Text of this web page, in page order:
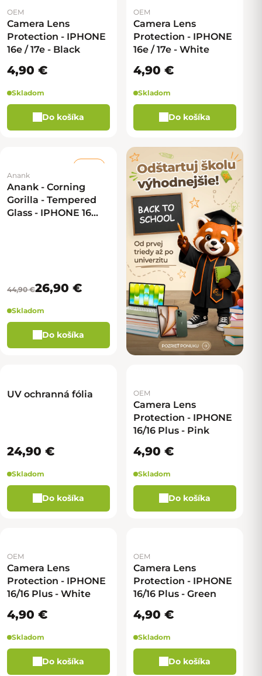
OEM
Camera Lens
Protection - IPHONE
16e / 17e - Black
4,90 €
Skladom
Do košíka
OEM
Camera Lens
Protection - IPHONE
16e / 17e - White
4,90 €
Skladom
Do košíka
Anank
Anank - Corning
Gorilla - Tempered
Glass - IPHONE 16
44,90 €26,90 €
Skladom
Do košíka
UV ochranná fólia
24,90 €
Skladom
Do košíka
OEM
Camera Lens
Protection - IPHONE
16/16 Plus - Pink
4,90 €
Skladom
Do košíka
OEM
Camera Lens
Protection - IPHONE
16/16 Plus - White
4,90 €
Skladom
Do košíka
OEM
Camera Lens
Protection - IPHONE
16/16 Plus - Green
4,90 €
Skladom
Do košíka